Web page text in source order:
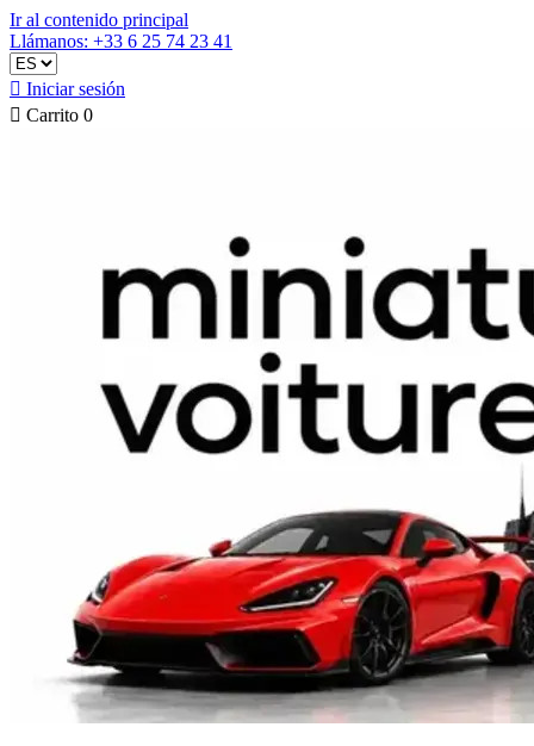
Ir al contenido principal
Llámanos: +33 6 25 74 23 41
 Iniciar sesión
 Carrito 0